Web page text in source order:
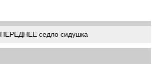
ПЕРЕДНЕЕ седло сидушка